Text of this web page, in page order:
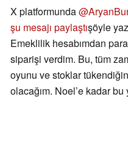
X platformunda
şu mesajı paylaştışöyle
Emeklilik hesabımdan
siparişi verdim. Bu, tüm
oyunu ve stoklar
olacağım. Noel’e kadar bu